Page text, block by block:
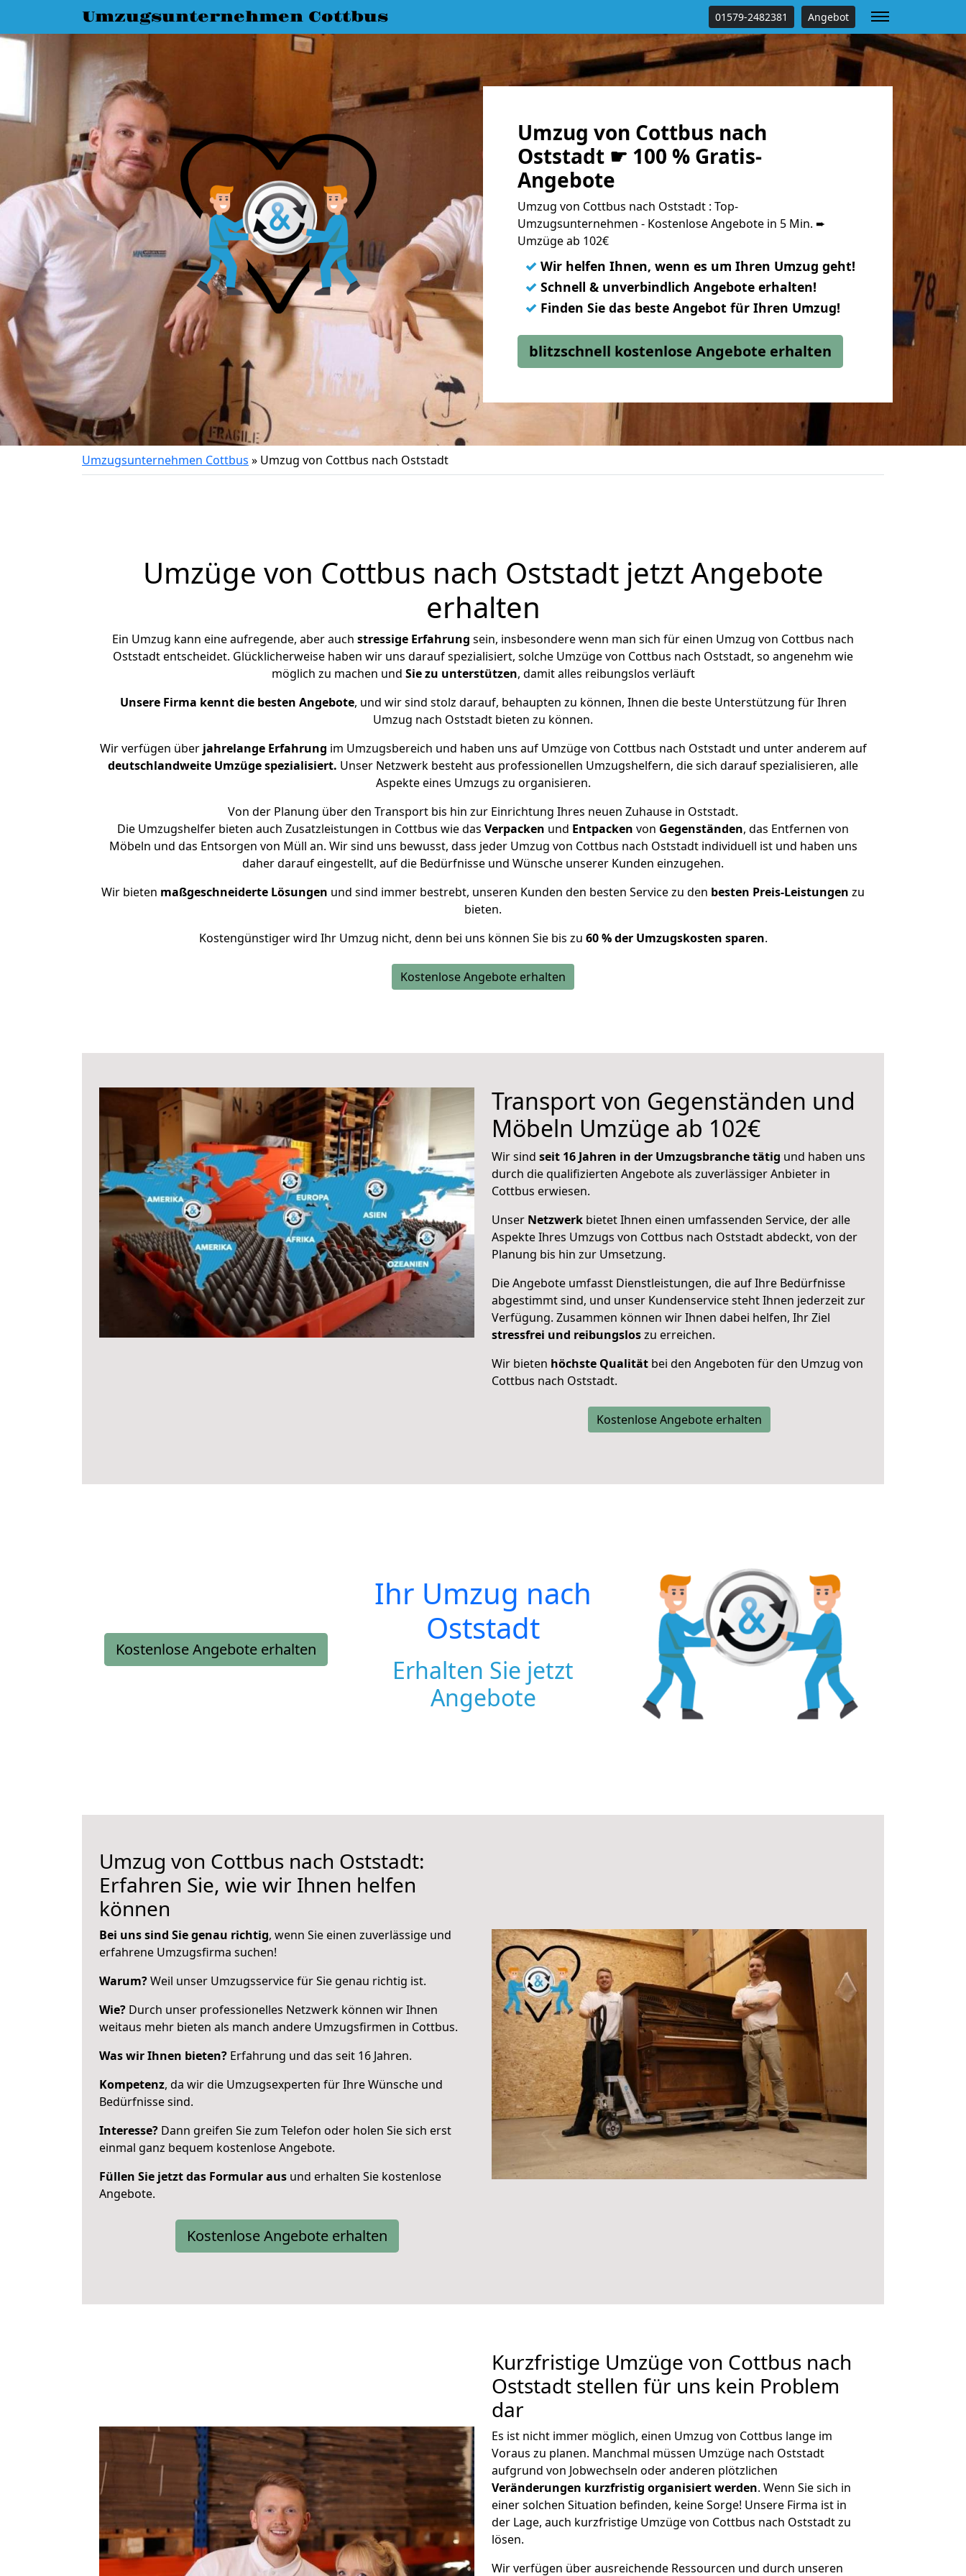
Umzugsunternehmen Cottbus 01579-2482381 Angebot
Umzug von Cottbus nach
Oststadt ☛ 100 % Gratis-
Angebote
Umzug von Cottbus nach Oststadt : Top-
Umzugsunternehmen - Kostenlose Angebote in 5 Min. ➨
Umzüge ab 102€
✓ Wir helfen Ihnen, wenn es um Ihren Umzug geht!
✓ Schnell & unverbindlich Angebote erhalten!
✓ Finden Sie das beste Angebot für Ihren Umzug!
blitzschnell kostenlose Angebote erhalten
Umzugsunternehmen Cottbus » Umzug von Cottbus nach Oststadt
Umzüge von Cottbus nach Oststadt jetzt Angebote
erhalten
Ein Umzug kann eine aufregende, aber auch stressige Erfahrung sein, insbesondere wenn man sich für einen Umzug von Cottbus nach
Oststadt entscheidet. Glücklicherweise haben wir uns darauf spezialisiert, solche Umzüge von Cottbus nach Oststadt, so angenehm wie
möglich zu machen und Sie zu unterstützen, damit alles reibungslos verläuft
Unsere Firma kennt die besten Angebote, und wir sind stolz darauf, behaupten zu können, Ihnen die beste Unterstützung für Ihren
Umzug nach Oststadt bieten zu können.
Wir verfügen überjahrelange Erfahrung im Umzugsbereich und haben uns auf Umzüge von Cottbus nach Oststadt und unter anderem auf
deutschlandweite Umzüge spezialisiert. Unser Netzwerk besteht aus professionellen Umzugshelfern, die sich darauf spezialisieren, alle
Aspekte eines Umzugs zu organisieren.
Von der Planung über den Transport bis hin zur Einrichtung Ihres neuen Zuhause in Oststadt.
Die Umzugshelfer bieten auch Zusatzleistungen in Cottbus wie das Verpacken und Entpacken von Gegenständen, das Entfernen von
Möbeln und das Entsorgen von Müll an. Wir sind uns bewusst, dass jeder Umzug von Cottbus nach Oststadt individuell ist und haben uns
daher darauf eingestellt, auf die Bedürfnisse und Wünsche unserer Kunden einzugehen.
Wir bieten maßgeschneiderte Lösungen und sind immer bestrebt, unseren Kunden den besten Service zu den besten Preis-Leistungen zu
bieten.
Kostengünstiger wird Ihr Umzug nicht, denn bei uns können Sie bis zu 60 % der Umzugskosten sparen.
Kostenlose Angebote erhalten
Transport von Gegenständen und
Möbeln Umzüge ab 102€
Wir sind seit 16 Jahren in der Umzugsbranche tätig und haben uns
durch die qualifizierten Angebote als zuverlässiger Anbieter in
Cottbus erwiesen.
Unser Netzwerk bietet Ihnen einen umfassenden Service, der alle
Aspekte Ihres Umzugs von Cottbus nach Oststadt abdeckt, von der
Planung bis hin zur Umsetzung.
Die Angebote umfasst Dienstleistungen, die auf Ihre Bedürfnisse
abgestimmt sind, und unser Kundenservice steht Ihnen jederzeit zur
Verfügung. Zusammen können wir Ihnen dabei helfen, Ihr Ziel
stressfrei und reibungsloszu erreichen.
Wir bieten höchste Qualität bei den Angeboten für den Umzug von
Cottbus nach Oststadt.
Kostenlose Angebote erhalten
Kostenlose Angebote erhalten
Ihr Umzug nach
Oststadt
Erhalten Sie jetzt
Angebote
Umzug von Cottbus nach Oststadt:
Erfahren Sie, wie wir Ihnen helfen
können
Bei uns sind Sie genau richtig, wenn Sie einen zuverlässige und
erfahrene Umzugsfirma suchen!
Warum?Weil unser Umzugsservice für Sie genau richtig ist.
Wie? Durch unser professionelles Netzwerk können wir Ihnen
weitaus mehr bieten als manch andere Umzugsfirmen in Cottbus.
Was wir Ihnen bieten? Erfahrung und das seit 16 Jahren.
Kompetenz, da wir die Umzugsexperten für Ihre Wünsche und
Bedürfnisse sind.
Interesse? Dann greifen Sie zum Telefon oder holen Sie sich erst
einmal ganz bequem kostenlose Angebote.
Füllen Sie jetzt das Formular aus und erhalten Sie kostenlose
Angebote.
Kostenlose Angebote erhalten
Kurzfristige Umzüge von Cottbus nach
Oststadt stellen für uns kein Problem
dar
Es ist nicht immer möglich, einen Umzug von Cottbus lange im
Voraus zu planen. Manchmal müssen Umzüge nach Oststadt
aufgrund von Jobwechseln oder anderen plötzlichen
Veränderungen kurzfristig organisiert werden. Wenn Sie sich in
einer solchen Situation befinden, keine Sorge! Unsere Firma ist in
der Lage, auch kurzfristige Umzüge von Cottbus nach Oststadt zu
lösen.
Wir verfügen über ausreichende Ressourcen und durch unseren